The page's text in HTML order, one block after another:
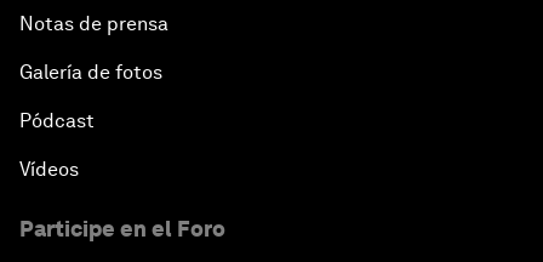
Notas de prensa
Galería de fotos
Pódcast
Vídeos
Participe en el Foro